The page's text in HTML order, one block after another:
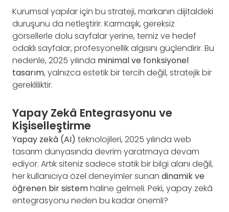
Kurumsal yapılar için bu strateji, markanın dijitaldeki
duruşunu da netleştirir. Karmaşık, gereksiz
görsellerle dolu sayfalar yerine, temiz ve hedef
odaklı sayfalar, profesyonellik algısını güçlendirir. Bu
nedenle, 2025 yılında minimal ve fonksiyonel
tasarım, yalnızca estetik bir tercih değil, stratejik bir
gerekliliktir.
Yapay Zekâ Entegrasyonu ve
Kişiselleştirme
Yapay zekâ (AI) teknolojileri, 2025 yılında web
tasarım dünyasında devrim yaratmaya devam
ediyor. Artık siteniz sadece statik bir bilgi alanı değil,
her kullanıcıya özel deneyimler sunan dinamik ve
öğrenen bir sistemhaline gelmeli. Peki, yapay zekâ
entegrasyonu neden bu kadar önemli?